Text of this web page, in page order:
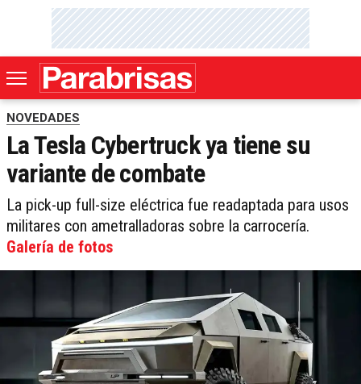
NOVEDADES
La Tesla Cybertruck ya tiene su
variante de combate
La pick-up full-size eléctrica fue readaptada para usos
militares con ametralladoras sobre la carrocería.
Galería de fotos